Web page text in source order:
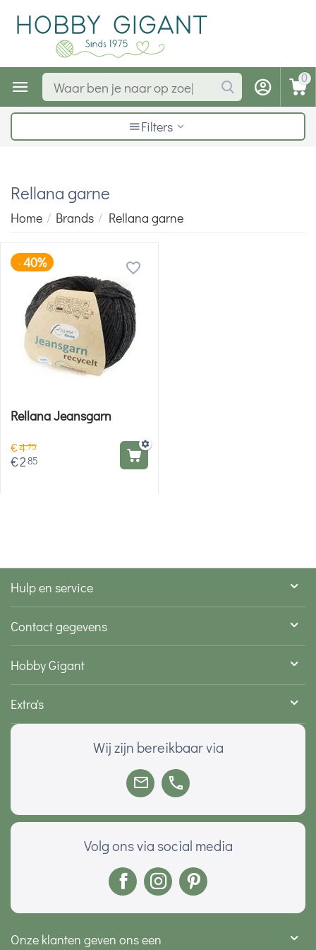
0
Filters
Rellana garne
Home / Brands / Rellana garne
-40%
Rellana Jeansgarn
€475
€285
Hulp en service
Contact gegevens
Hobby Gigant
Extra's
Wij zijn bereikbaar via
Volg ons via social media
Onze klanten geven ons een